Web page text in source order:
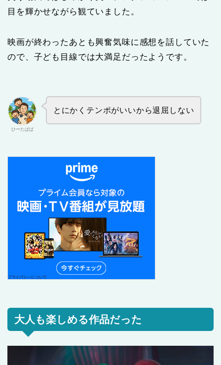
目を輝かせながら観ていました。
映画が終わったあとも興奮気味に感想を話していた
ので、子ども目線では大満足だったようです。
ひーたぱぱ
とにかくテンポがいいから退屈しない
大人も楽しめる作品だった